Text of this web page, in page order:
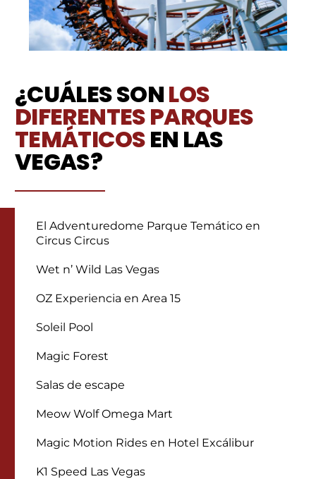
¿CUÁLES SONLOS
DIFERENTES PARQUES
TEMÁTICOSEN LAS
VEGAS?
El Adventuredome Parque Temático en
Circus Circus
Wet n’ Wild Las Vegas
OZ Experiencia en Area 15
Soleil Pool
Magic Forest
Salas de escape
Meow Wolf Omega Mart
Magic Motion Rides en Hotel Excálibur
K1 Speed Las Vegas